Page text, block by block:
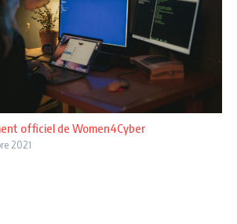
officiel de Women4Cyber
2021